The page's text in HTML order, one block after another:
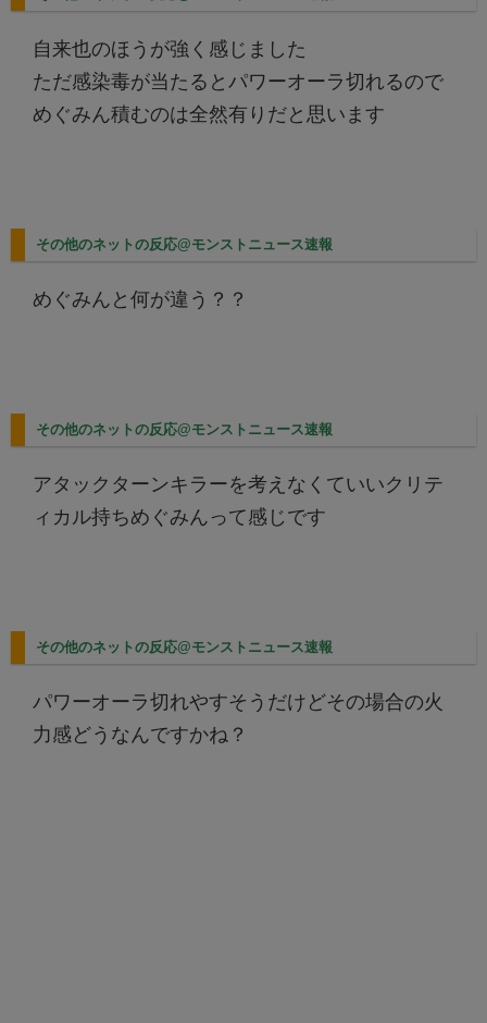
自来也のほうが強く感じました
ただ感染毒が当たるとパワーオーラ切れるので
めぐみん積むのは全然有りだと思います
その他のネットの反応@モンストニュース速報
めぐみんと何が違う？？
その他のネットの反応@モンストニュース速報
アタックターンキラーを考えなくていいクリテ
ィカル持ちめぐみんって感じです
その他のネットの反応@モンストニュース速報
パワーオーラ切れやすそうだけどその場合の火
力感どうなんですかね？